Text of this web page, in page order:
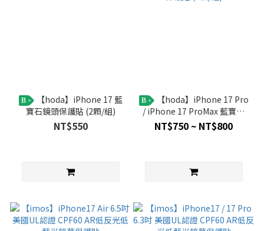
B
寶石鏡頭保護貼 (2顆/組)
NT$550
B
/ iPhone 17 ProMax 藍寶石
鏡頭保護貼 (3顆/組)
NT$750 ~ NT$800